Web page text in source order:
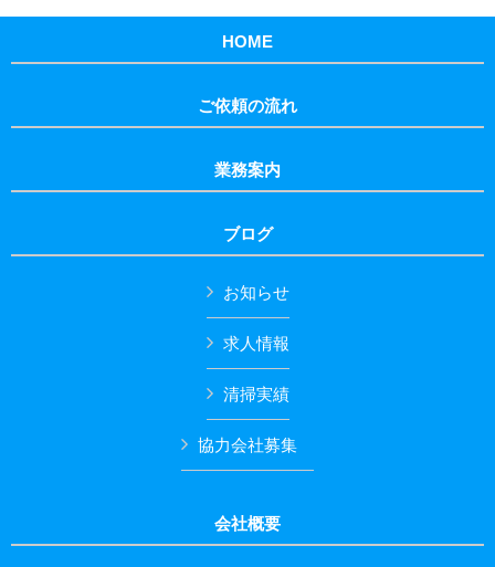
HOME
ご依頼の流れ
業務案内
ブログ
お知らせ
求人情報
清掃実績
協力会社募集
会社概要